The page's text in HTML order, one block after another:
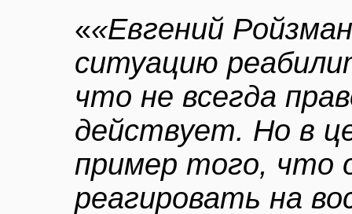
««Евгений
ситуацию
что не всегда
действует. Но в
пример того, что
реагировать на